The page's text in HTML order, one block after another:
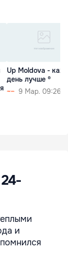
Up Moldova -
день лучше ®
9 Мар. 09:26
и